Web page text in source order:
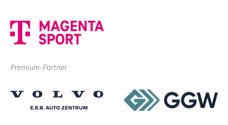
Premium-Partner